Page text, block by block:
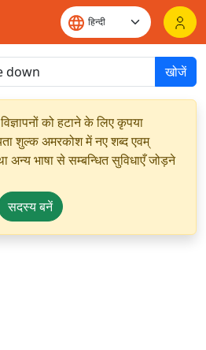
खोजें
को हटाने के लिए कृपया
शुल्क अमरकोश में नए शब्द एवम्
अन्य भाषा से सम्बन्धित सुविधाएँ जोड़ने
सदस्य बनें